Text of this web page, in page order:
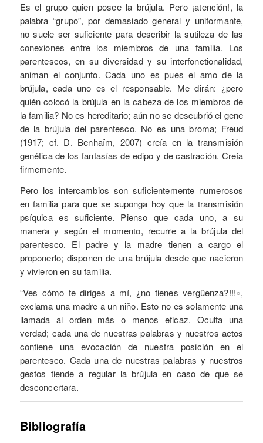
Es el grupo quien posee la brújula. Pero ¡atención!, la
palabra “grupo”, por demasiado general y uniformante,
no suele ser suficiente para describir la sutileza de las
conexiones entre los miembros de una familia. Los
parentescos, en su diversidad y su interfonctionalidad,
animan el conjunto. Cada uno es pues el amo de la
brújula, cada uno es el responsable. Me dirán: ¿pero
quién colocó la brújula en la cabeza de los miembros de
la familia? No es hereditario; aún no se descubrió el gene
de la brújula del parentesco. No es una broma; Freud
(1917; cf. D. Benhaïm, 2007) creía en la transmisión
genética de los fantasías de edipo y de castración. Creía
firmemente.
Pero los intercambios son suficientemente numerosos
en familia para que se suponga hoy que la transmisión
psíquica es suficiente. Pienso que cada uno, a su
manera y según el momento, recurre a la brújula del
parentesco. El padre y la madre tienen a cargo el
proponerlo; disponen de una brújula desde que nacieron
y vivieron en su familia.
“Ves cómo te diriges a mí, ¿no tienes vergüenza?!!!»,
exclama una madre a un niño. Esto no es solamente una
llamada al orden más o menos eficaz. Oculta una
verdad; cada una de nuestras palabras y nuestros actos
contiene una evocación de nuestra posición en el
parentesco. Cada una de nuestras palabras y nuestros
gestos tiende a regular la brújula en caso de que se
desconcertara.
Bibliografía